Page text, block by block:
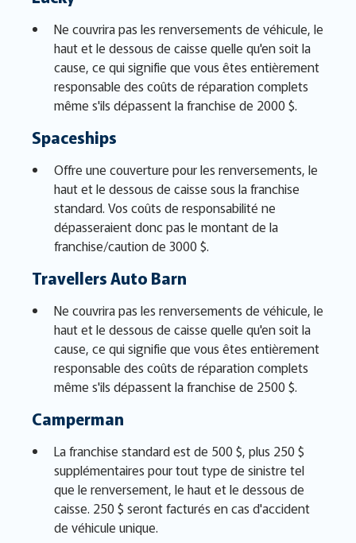
Ne couvrira pas les renversements de véhicule, le
haut et le dessous de caisse quelle qu'en soit la
cause, ce qui signifie que vous êtes entièrement
responsable des coûts de réparation complets
même s'ils dépassent la franchise de 2000 $.
Spaceships
Offre une couverture pour les renversements, le
haut et le dessous de caisse sous la franchise
standard. Vos coûts de responsabilité ne
dépasseraient donc pas le montant de la
franchise/caution de 3000 $.
Travellers Auto Barn
Ne couvrira pas les renversements de véhicule, le
haut et le dessous de caisse quelle qu'en soit la
cause, ce qui signifie que vous êtes entièrement
responsable des coûts de réparation complets
même s'ils dépassent la franchise de 2500 $.
Camperman
La franchise standard est de 500 $, plus 250 $
supplémentaires pour tout type de sinistre tel
que le renversement, le haut et le dessous de
caisse. 250 $ seront facturés en cas d'accident
de véhicule unique.